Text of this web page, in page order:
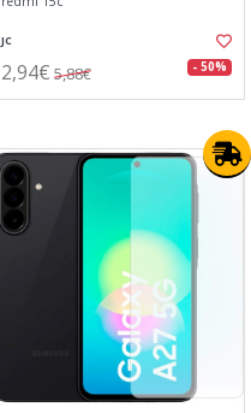
JC
2,94€ 5,88€ - 50%